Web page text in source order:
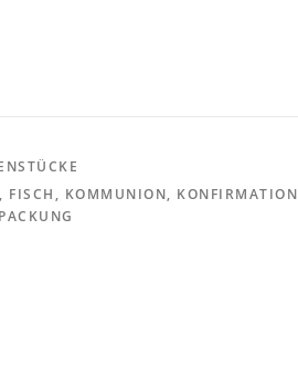
, FISCH , KOMMUNION, KONFIRMATION